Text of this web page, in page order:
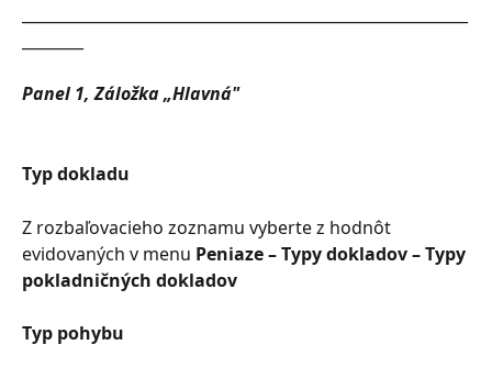
Panel 1, Záložka „Hlavná"
Typ dokladu
Z rozbaľovacieho zoznamu vyberte z hodnôt
evidovaných v menu Peniaze – Typy dokladov – Typy
pokladničných dokladov
Typ pohybu